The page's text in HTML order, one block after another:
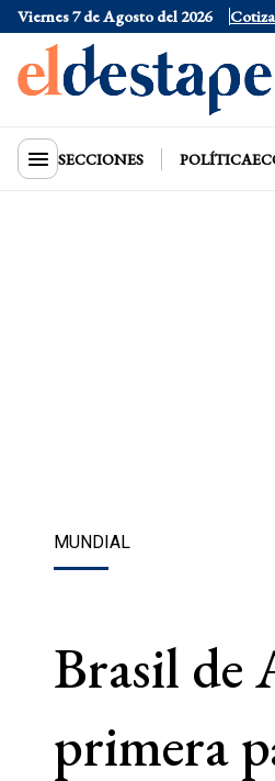
Viernes 7 de Agosto del 2026
Dólar Oficial $1520
SECCIONES POLÍTICA
MUNDIAL
Brasil de
primera